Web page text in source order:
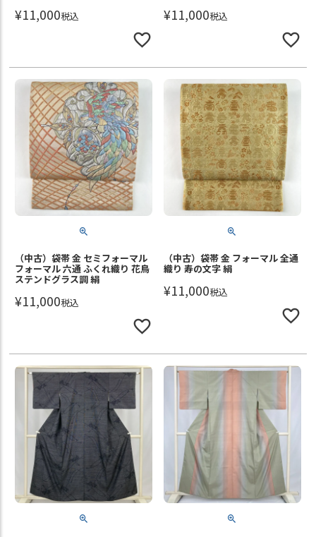
¥11,000税込 ¥11,000税込
（中古）袋帯 金 セミフォーマル
フォーマル 六通 ふくれ織り 花鳥
ステンドグラス調 絹
¥11,000税込
（中古）袋帯 金 フォーマル 全通
織り 寿の文字 絹
¥11,000税込